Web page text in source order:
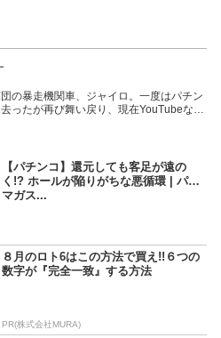
の暴走機関車、ジャイロ。一度はパチン
ったが再び舞い戻り、現在YouTubeなど
菓子折りの一つでも持って来いよ……。
【パチンコ】還元しても客足が遠の
く!? ホールが陥りがちな悪循環 | パチ
マガス...
８月のロト6はこの方法で買え!!６つの
数字が『完全一致』する方法
PR(株式会社MURA)